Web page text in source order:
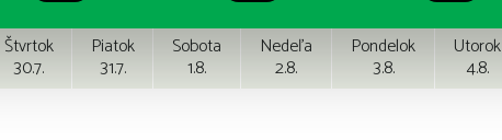
Štvrtok
30.7.
Piatok
31.7.
Sobota
1.8.
Nedeľa
2.8.
Pondelok
3.8.
Utorok
4.8.